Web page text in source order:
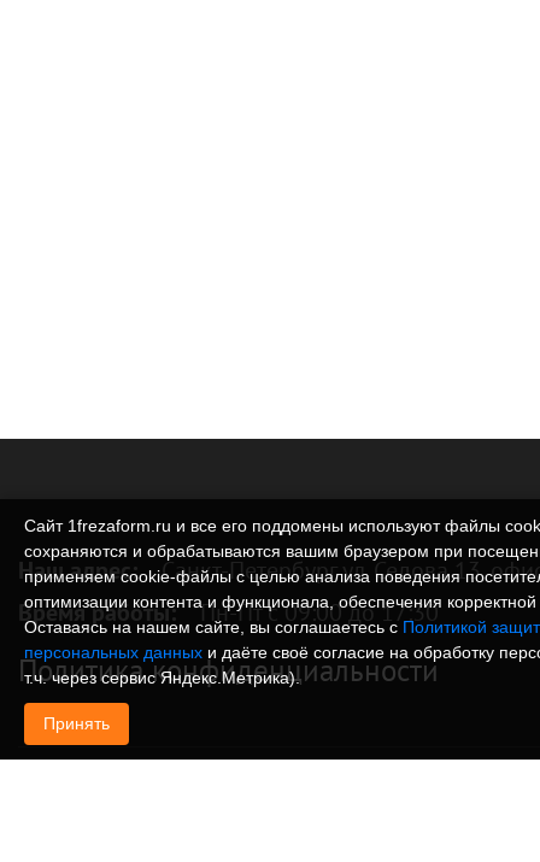
Наш адрес: Санкт-Петербург ул. Седова 13,
Время работы: Пн-Пт с 09:00 до 17:30
Политика конфиденциальности
Сайт 1frezaform.ru и все его поддомены используют файлы
сохраняются и обрабатываются вашим браузером при
применяем cookie‑файлы с целью анализа поведения
оптимизации контента и функционала, обеспечения
Оставаясь на нашем сайте, вы соглашаетесь с Политикой
персональных данных и даёте своё согласие на обработку
т.ч. через сервис Яндекс.Метрика).
Принять